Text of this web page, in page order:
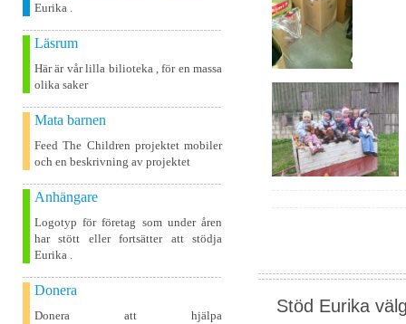
Eurika .
Läsrum
Här är vår lilla bilioteka , för en massa
olika saker
Mata barnen
Feed The Children projektet mobiler
och en beskrivning av projektet
Anhängare
Logotyp för företag som under åren
har stött eller fortsätter att stödja
Eurika .
Donera
Donera att hjälpa
Stöd Eurika